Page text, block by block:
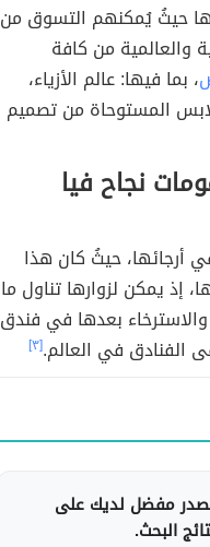
حيثُ يُمكنهم التسوق من
والعالمية من كافة
، بما فيها: عالم الأزياء،
المستوحاة من تصميم
نجاح فيا
يُقارب 11 مطعمًا في أرجائها، حيثُ كان هذا
إذ يمكن لزوارها تناول ما
بعدها في فندق
في العالم.[٣]
مفضل لديك على
البحث.